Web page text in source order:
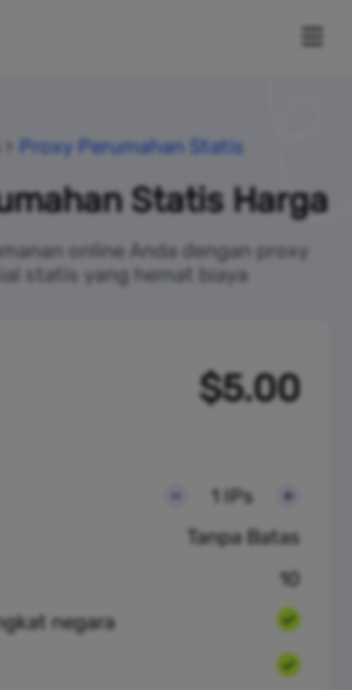
Proxy Perumahan Statis
Statis Harga
online Anda dengan proxy
statis yang hemat biaya
$5.00
1 IPs
Tanpa Batas
10
negara